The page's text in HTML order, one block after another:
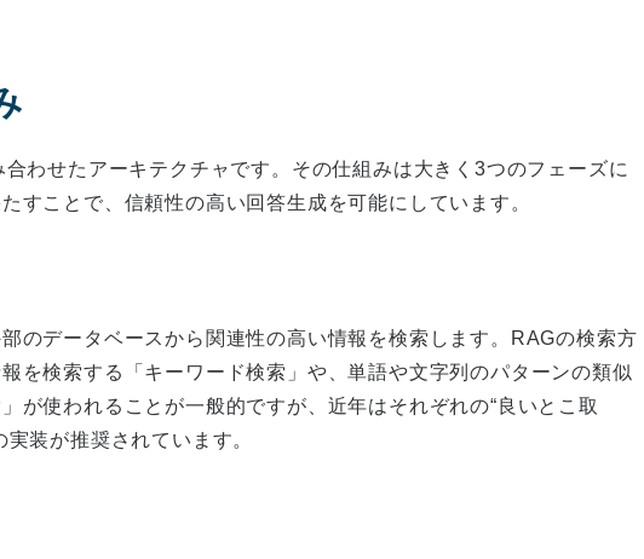
わせたアーキテクチャです。その仕組みは大きく3つのフェーズに
すことで、信頼性の高い回答生成を可能にしています。
のデータベースから関連性の高い情報を検索します。RAGの検索方
を検索する「キーワード検索」や、単語や文字列のパターンの類似
が使われることが一般的ですが、近年はそれぞれの“良いとこ取
装が推奨されています。